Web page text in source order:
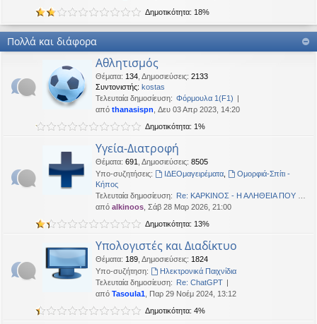
OTTOέγραψε:↑
Καλησπερα
OTTO•Δευ 19 Ιαν 2026, 16:53
Καλησπερα
neodikos•Κυρ 18 Ιαν 2026, 01:49
Καλημέρα σε όλους
OTTO•Πέμ 08 Ιαν 2026, 01:33
Χρόνια πολλά, καλή χρονια με δικαιοσύνη στα παντα.
Δημοτικότητα: 18%
Πολλά και διάφορα
Αθλητισμός
Θέματα: 134 Δημοσιεύσεις: 2133
Συντονιστής: kostas
Τελευταία δημοσίευση: Φόρμουλα 1(F1)
από thanasispn , Δευ 03 Απρ 2023, 14:20
Δημοτικότητα: 1%
Υγεία-Διατροφή
Θέματα: 691 Δημοσιεύσεις: 8505
Υπο-συζητήσεις:
ΙΔΕΟμαγειρέματα,
Ομορφιά-Σπίτι -
Κήπος
Τελευταία δημοσίευση: Re: ΚΑΡΚΙΝΟΣ - Η ΑΛΗΘΕΙΑ ΠΟΥ …
από alkinoos , Σάβ 28 Μαρ 2026, 21:00
Δημοτικότητα: 13%
Υπολογιστές και Διαδίκτυο
Θέματα: 189 Δημοσιεύσεις: 1824
Υπο-συζήτηση:
Ηλεκτρονικά Παιχνίδια
Τελευταία δημοσίευση: Re: ChatGPT
από Tasoula1 , Παρ 29 Νοέμ 2024, 13:12
Δημοτικότητα: 4%